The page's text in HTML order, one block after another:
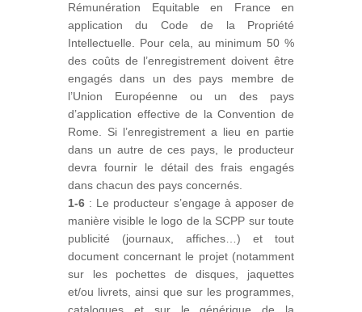
Rémunération Equitable en France en
application du Code de la Propriété
Intellectuelle. Pour cela, au minimum 50 %
des coûts de l’enregistrement doivent être
engagés dans un des pays membre de
l’Union Européenne ou un des pays
d’application effective de la Convention de
Rome. Si l’enregistrement a lieu en partie
dans un autre de ces pays, le producteur
devra fournir le détail des frais engagés
dans chacun des pays concernés.
1-6 : Le producteur s’engage à apposer de
manière visible le logo de la SCPP sur toute
publicité (journaux, affiches…) et tout
document concernant le projet (notamment
sur les pochettes de disques, jaquettes
et/ou livrets, ainsi que sur les programmes,